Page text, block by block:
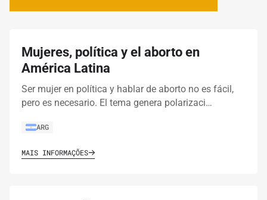
Mujeres, política y el aborto en
América Latina
Ser mujer en política y hablar de aborto no es fácil,
pero es necesario. El tema genera polarizaci…
ARG
MAIS INFORMAÇÕES